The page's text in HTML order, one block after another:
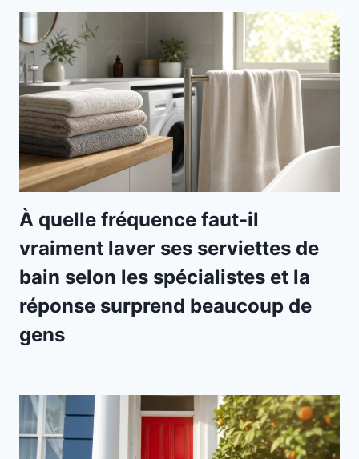
À quelle fréquence faut-il
vraiment laver ses serviettes de
bain selon les spécialistes et la
réponse surprend beaucoup de
gens